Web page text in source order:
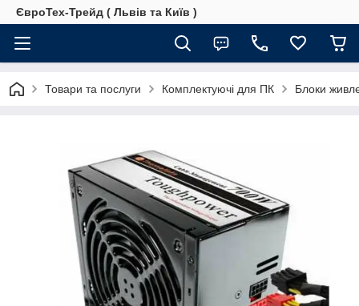
ЄвроТех-Трейд ( Львів та Київ )
Товари та послуги Комплектуючі для ПК Блоки